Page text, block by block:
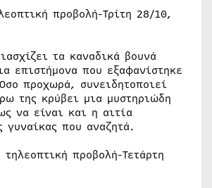
προβολή-Τρίτη 28/10,
τα καναδικά βουνά
επιστήμονα που εξαφανίστηκε
προχωρά, συνειδητοποιεί
της κρύβει μια μυστηριώδη
να είναι και η αιτία
γυναίκας που αναζητά.
τηλεοπτική προβολή-Τετάρτη